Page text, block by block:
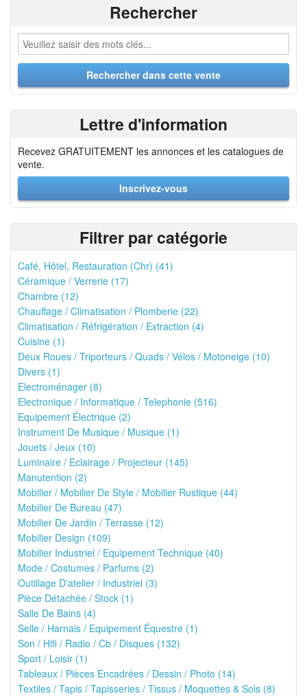
Rechercher
Lettre d'information
Recevez GRATUITEMENT les annonces et les catalogues de
vente.
Inscrivez-vous
Filtrer par catégorie
Café, Hôtel, Restauration (Chr) (41)
Céramique / Verrerie (17)
Chambre (12)
Chauffage / Climatisation / Plomberie (22)
Climatisation / Réfrigération / Extraction (4)
Cuisine (1)
Deux Roues / Triporteurs / Quads / Vélos / Motoneige (10)
Divers (1)
Electroménager (8)
Electronique / Informatique / Telephonie (516)
Equipement Électrique (2)
Instrument De Musique / Musique (1)
Jouets / Jeux (10)
Luminaire / Eclairage / Projecteur (145)
Manutention (2)
Mobilier / Mobilier De Style / Mobilier Rustique (44)
Mobilier De Bureau (47)
Mobilier De Jardin / Terrasse (12)
Mobilier Design (109)
Mobilier Industriel / Equipement Technique (40)
Mode / Costumes / Parfums (2)
Outillage D'atelier / Industriel (3)
Pièce Détachée / Stock (1)
Salle De Bains (4)
Selle / Harnais / Equipement Équestre (1)
Son / Hifi / Radio / Cb / Disques (132)
Sport / Loisir (1)
Tableaux / Pièces Encadrées / Dessin / Photo (14)
Textiles / Tapis / Tapisseries / Tissus / Moquettes & Sols (8)